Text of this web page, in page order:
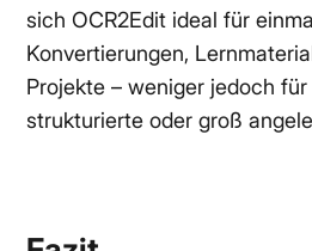
sich OCR2Edit ideal für
Konvertierungen,
Projekte – weniger jedoch für
strukturierte oder groß